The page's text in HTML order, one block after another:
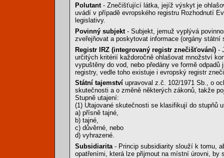
Polutant- Znečišťující látka, jejíž výskyt je
uvádí v případě evropského registru Rozhodnutí
legislativy.
Povinný subjekt - Subjekt, jemuž vyplývá
zveřejňovat a poskytovat informace (orgány
Registr IRZ (integrovaný registr znečišťování) -
určitých kritérií každoročně ohlašovat množství
vypuštěny do vod, nebo předány ve formě
registry, vedle toho existuje i evropský registr
Státní tajemství upravoval z.č. 102/1971 Sb., o
skutečnosti a o změně některých zákonů, takže
Stupně utajení:
(1) Utajované skutečnosti se klasifikují do stupňů
a) přísně tajné,
b) tajné,
c) důvěrné, nebo
d) vyhrazené.
Subsidiarita - Princip subsidiarity slouží k tomu,
opatřeními, která lze přijmout na místní úrovni, by